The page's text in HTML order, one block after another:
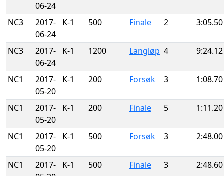
06-24
NC3
2017-
06-24
K-1 500 Finale 2 3:05.50
NC3
2017-
06-24
K-1 1200 Langløp 4 9:24.12
NC1
2017-
05-20
K-1 200 Forsøk 3 1:08.70
NC1
2017-
05-20
K-1 200 Finale 5 1:11.20
NC1
2017-
05-20
K-1 500 Forsøk 3 2:48.00
NC1
2017-
K-1 500 Finale 3 2:48.60